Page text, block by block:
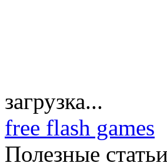
загрузка...
free flash games
Полезные статьи